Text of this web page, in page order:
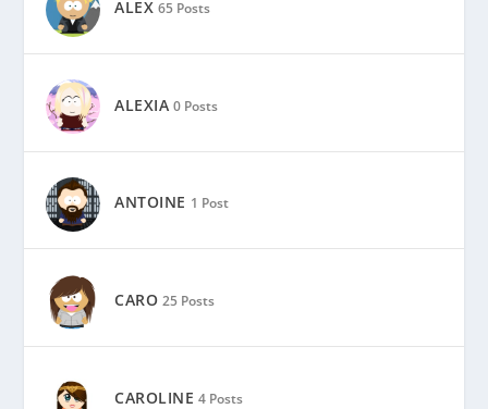
ALEX 65 Posts
ALEXIA 0 Posts
ANTOINE 1 Post
CARO 25 Posts
CAROLINE 4 Posts